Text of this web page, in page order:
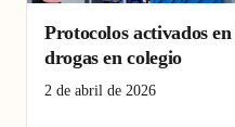
Protocolos activados
drogas en colegio
2 de abril de 2026